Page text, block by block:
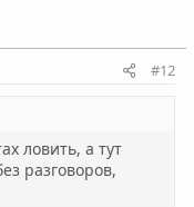
т
ы
й
#12
ловить, а тут
разговоров,